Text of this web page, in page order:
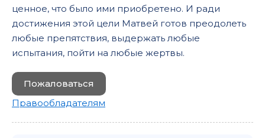
ценное, что было ими приобретено. И ради
достижения этой цели Матвей готов преодолеть
любые препятствия, выдержать любые
испытания, пойти на любые жертвы.
Пожаловаться
Правообладателям